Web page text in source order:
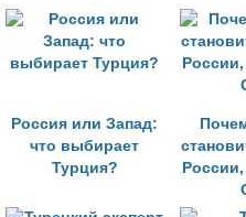
Россия или Запад:
что выбирает
Турция?